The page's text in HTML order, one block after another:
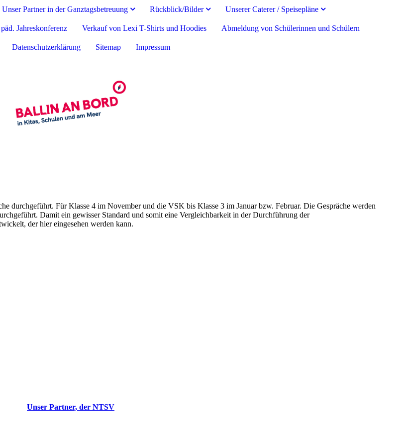
Unser Partner in der Ganztagsbetreuung Rückblick/Bilder Unserer Caterer / Speisepläne
Jahreskonferenz Verkauf von Lexi T-Shirts und Hoodies Abmeldung von Schülerinnen und Schülern
Datenschutzerklärung Sitemap Impressum
durchgeführt. Für Klasse 4 im November und die VSK bis Klasse 3 im Januar bzw. Februar. Die Gespräche werden
Damit ein gewisser Standard und somit eine Vergleichbarkeit in der Durchführung der
der hier eingesehen werden kann.
Unser Partner, der NTSV